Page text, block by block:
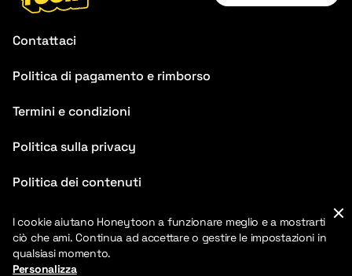
Contattaci
Politica di pagamento e rimborso
Termini e condizioni
Politica sulla privacy
Politica dei contenuti
FAQ
Blog
I cookie aiutano Honeytoon a funzionare meglio e a mostrarti
ciò che ami. Continua ad accettare o gestire le impostazioni in
qualsiasi momento.
Personalizza